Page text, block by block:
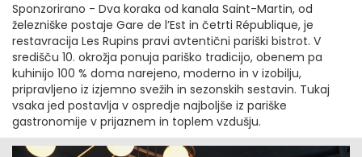
Sponzorirano - Dva koraka od kanala Saint-Martin, od
železniške postaje Gare de l’Est in četrti République, je
restavracija Les Rupins pravi avtentični pariški bistrot. V
središču 10. okrožja ponuja pariško tradicijo, obenem pa
kuhinijo 100 % doma narejeno, moderno in v izobilju,
pripravljeno iz izjemno svežih in sezonskih sestavin. Tukaj
vsaka jed postavlja v ospredje najboljše iz pariške
gastronomije v prijaznem in toplem vzdušju.